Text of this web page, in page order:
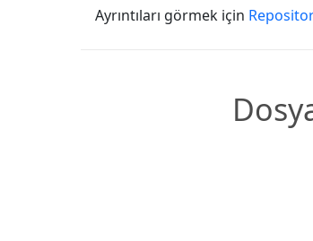
Ayrıntıları görmek için